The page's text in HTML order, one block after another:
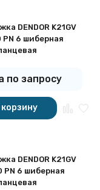
DENDOR K21GV
PN 6 шиберная
по запросу
корзину
DENDOR K21GV
PN 6 шиберная